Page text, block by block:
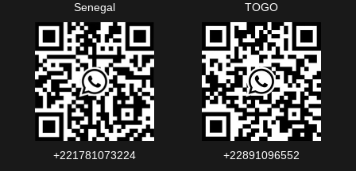
Senegal
+221781073224‬‬
TOGO
+22891096552‬‬‬‬